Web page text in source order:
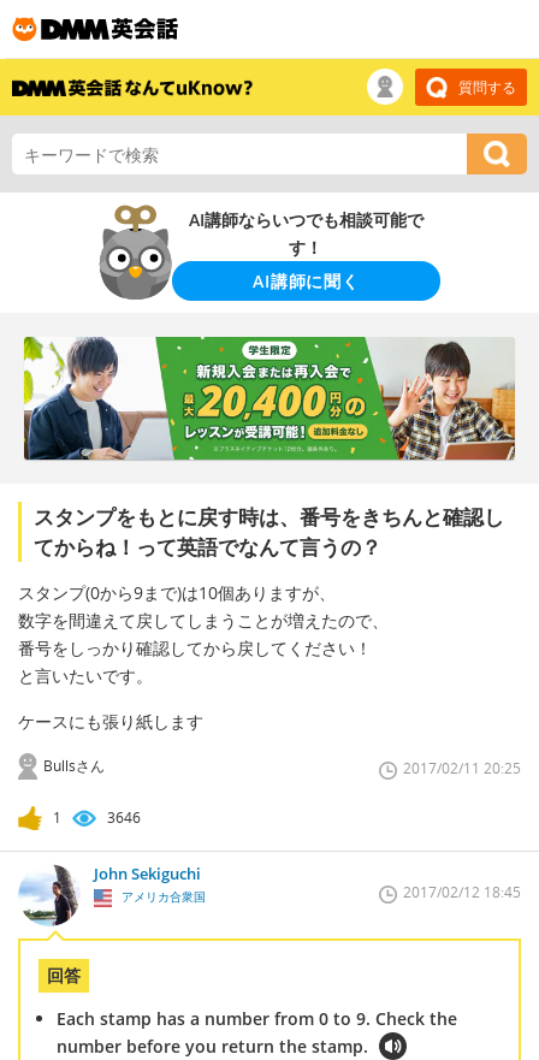
質問する
AI講師ならいつでも相談可能で
す！
AI講師に聞く
スタンプをもとに戻す時は、番号をきちんと確認し
てからね！って英語でなんて言うの？
スタンプ(0から9まで)は10個ありますが、
数字を間違えて戻してしまうことが増えたので、
番号をしっかり確認してから戻してください！
と言いたいです。
ケースにも張り紙します
Bullsさん 2017/02/11 20:25
1 3646
John Sekiguchi
アメリカ合衆国 2017/02/12 18:45
回答
Each stamp has a number from 0 to 9. Check the
number before you return the stamp.